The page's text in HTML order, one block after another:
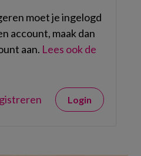
moet je ingelogd
account, maak dan
aan. Lees ook de
Login